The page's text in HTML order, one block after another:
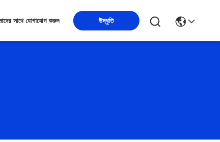
সাথে যোগাযোগ করুন উদ্ধৃতি